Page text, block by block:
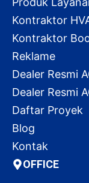
Kontraktor
Kontraktor
Reklame
Dealer Resmi
Dealer Resmi
Daftar Proyek
Blog
Kontak
OFFICE